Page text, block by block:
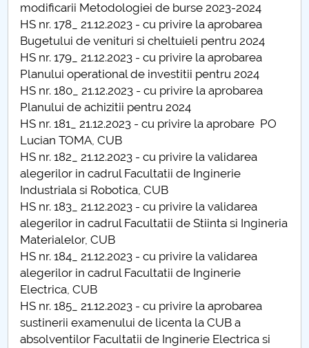
Consiliul de Administratie
Nr. de telefon si adrese Facultăți
Admitere
Români de pretutindeni - ADMITERE
Senat
Facultăți
Studenți
Ghiduri pentru STUDENȚI
Relații Publice
Relații Internaționale
modificarii Metodologiei de burse 2023-2024
HS nr. 178_ 21.12.2023 - cu privire la aprobarea
Bugetului de venituri si cheltuieli pentru 2024
HS nr. 179_ 21.12.2023 - cu privire la aprobarea
Planului operational de investitii pentru 2024
HS nr. 180_ 21.12.2023 - cu privire la aprobarea
Planului de achizitii pentru 2024
HS nr. 181_ 21.12.2023 - cu privire la aprobare PO
Lucian TOMA, CUB
HS nr. 182_ 21.12.2023 - cu privire la validarea
alegerilor in cadrul Facultatii de Inginerie
Industriala si Robotica, CUB
HS nr. 183_ 21.12.2023 - cu privire la validarea
alegerilor in cadrul Facultatii de Stiinta si Ingineria
Materialelor, CUB
HS nr. 184_ 21.12.2023 - cu privire la validarea
alegerilor in cadrul Facultatii de Inginerie
Electrica, CUB
HS nr. 185_ 21.12.2023 - cu privire la aprobarea
sustinerii examenului de licenta la CUB a
absolventilor Facultatii de Inginerie Electrica si